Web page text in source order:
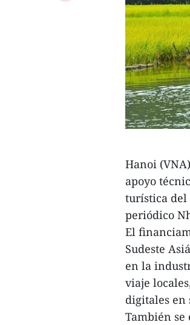
Hanoi
apoyo
turística del
periódico
El
Sudeste
en la
viaje
digitales en
También